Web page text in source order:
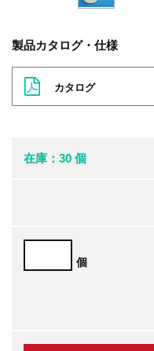
製品カタログ・仕様
カタログ
在庫：30 個
個